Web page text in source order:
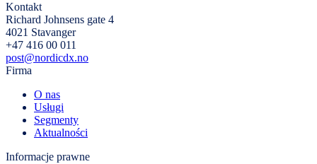
Kontakt
Richard Johnsens gate 4
4021 Stavanger
+47 416 00 011
post@nordicdx.no
Firma
O nas
Usługi
Segmenty
Aktualności
Informacje prawne